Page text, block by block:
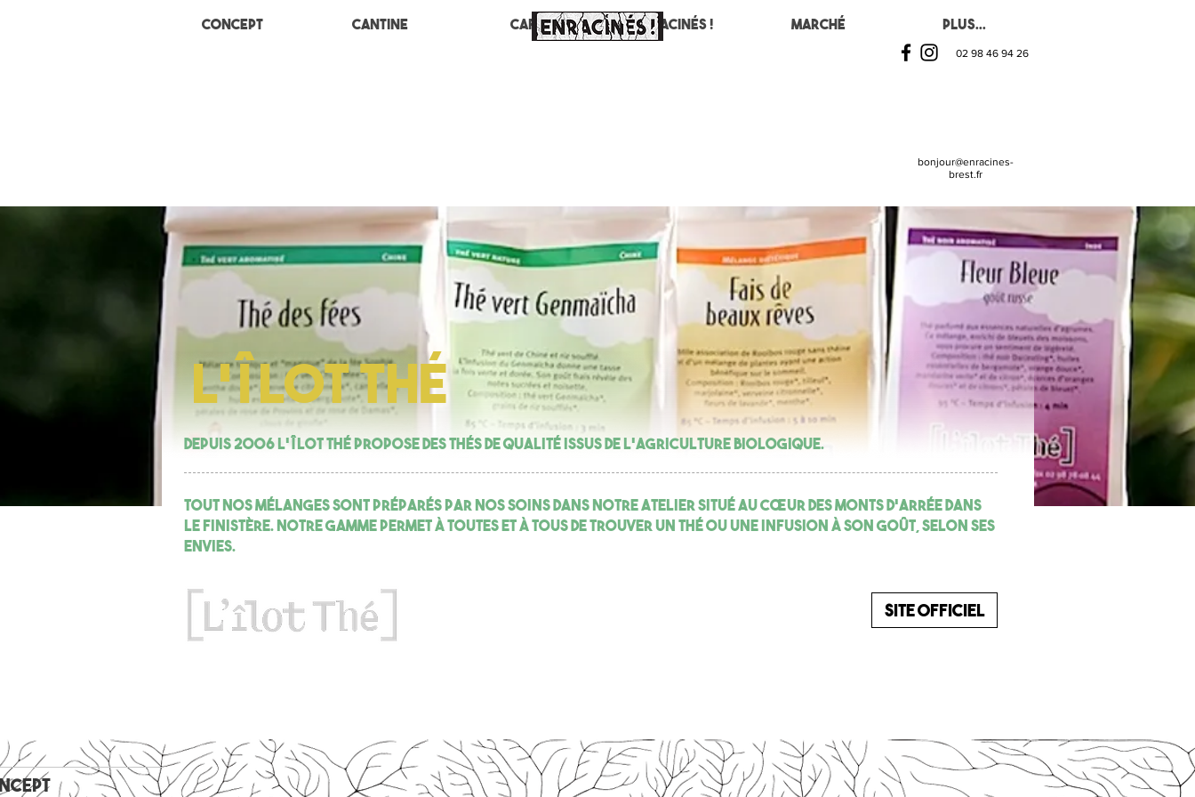
Concept Cantine Café Enracinés ! Marché Plus...
02 98 46 94 26
bonjour@enracines-
brest.fr
Depuis 2006 L'îlot Thé propose des thés de qualité issus de l'agriculture biologique.
Tout nos mélanges sont préparés par nos soins dans notre atelier situé au cœur des Monts d'Arrée dans
le Finistère. Notre gamme permet à toutes et à tous de trouver un thé ou une infusion à son goût, selon ses
envies.
l'îlot thé
Site officiel